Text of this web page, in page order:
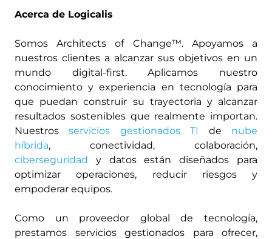
Acerca de Logicalis
Somos Architects of Change™. Apoyamos a
nuestros clientes a alcanzar sus objetivos en un
mundo digital-first. Aplicamos nuestro
conocimiento y experiencia en tecnología para
que puedan construir su trayectoria y alcanzar
resultados sostenibles que realmente importan.
Nuestrosservicios gestionados TI de nube
híbrida, conectividad, colaboración,
ciberseguridad y datos están diseñados para
optimizar operaciones, reducir riesgos y
empoderar equipos.
Como un proveedor global de tecnología,
prestamos servicios gestionados para ofrecer,